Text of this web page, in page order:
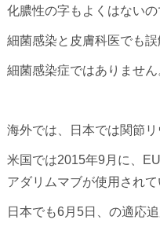
化膿性の字もよくはないの
細菌感染と皮膚科医でも
細菌感染症ではありません
海外では、日本では関節
米国では2015年9月に、
アダリムマブが使用されて
日本でも6月5日、の適応